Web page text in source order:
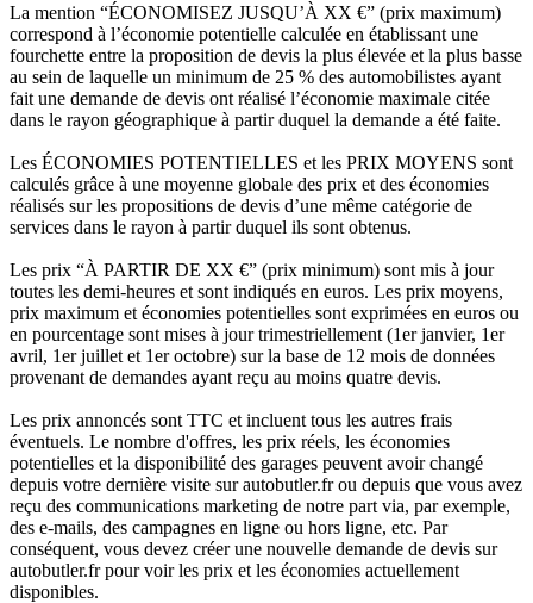
La mention “ÉCONOMISEZ JUSQU’À XX €” (prix maximum)
correspond à l’économie potentielle calculée en établissant une
fourchette entre la proposition de devis la plus élevée et la plus basse
au sein de laquelle un minimum de 25 % des automobilistes ayant
fait une demande de devis ont réalisé l’économie maximale citée
dans le rayon géographique à partir duquel la demande a été faite.
Les ÉCONOMIES POTENTIELLES et les PRIX MOYENS sont
calculés grâce à une moyenne globale des prix et des économies
réalisés sur les propositions de devis d’une même catégorie de
services dans le rayon à partir duquel ils sont obtenus.
Les prix “À PARTIR DE XX €” (prix minimum) sont mis à jour
toutes les demi-heures et sont indiqués en euros. Les prix moyens,
prix maximum et économies potentielles sont exprimées en euros ou
en pourcentage sont mises à jour trimestriellement (1er janvier, 1er
avril, 1er juillet et 1er octobre) sur la base de 12 mois de données
provenant de demandes ayant reçu au moins quatre devis.
Les prix annoncés sont TTC et incluent tous les autres frais
éventuels. Le nombre d'offres, les prix réels, les économies
potentielles et la disponibilité des garages peuvent avoir changé
depuis votre dernière visite sur autobutler.fr ou depuis que vous avez
reçu des communications marketing de notre part via, par exemple,
des e-mails, des campagnes en ligne ou hors ligne, etc. Par
conséquent, vous devez créer une nouvelle demande de devis sur
autobutler.fr pour voir les prix et les économies actuellement
disponibles.